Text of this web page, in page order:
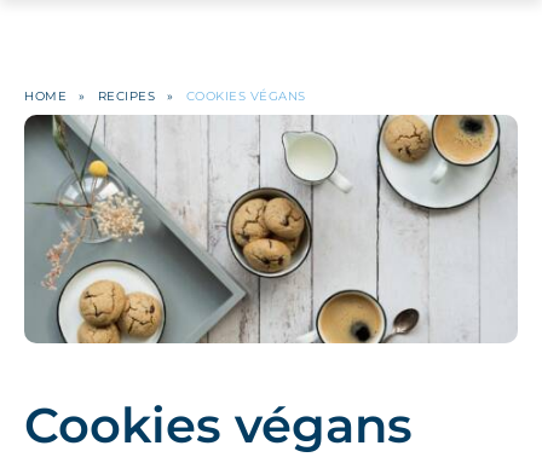
HOME » RECIPES » COOKIES VÉGANS
Cookies végans